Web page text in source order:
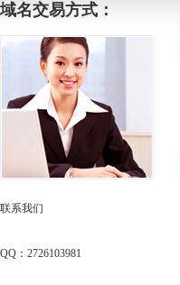
域名交易方式：
联系我们
QQ：2726103981